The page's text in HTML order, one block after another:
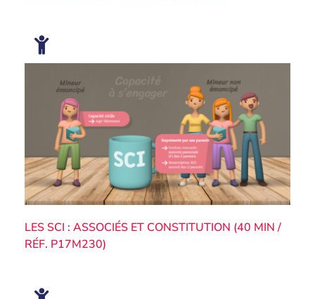
LES SCI : ASSOCIÉS ET CONSTITUTION (40 MIN /
RÉF. P17M230)